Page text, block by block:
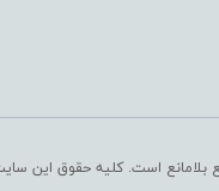
بلامانع است. کلیه حقوق این